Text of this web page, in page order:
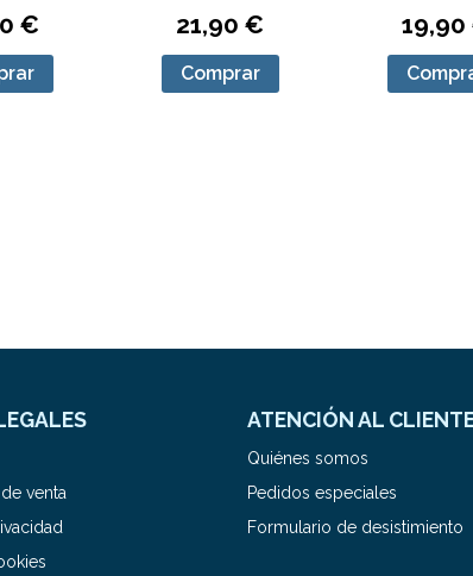
€ 21,90 €
Comprar
19,90
venta
ATENCIÓN AL
Quiénes somos
Pedidos especiales
Formulario de desistimiento